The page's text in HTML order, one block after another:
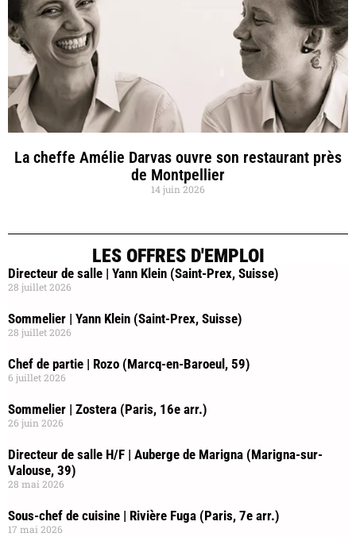
La cheffe Amélie Darvas ouvre son restaurant près
de Montpellier
14 juin 2026
LES OFFRES D'EMPLOI
Directeur de salle | Yann Klein (Saint-Prex, Suisse)
28 juillet 2026
Sommelier | Yann Klein (Saint-Prex, Suisse)
28 juillet 2026
Chef de partie | Rozo (Marcq-en-Baroeul, 59)
6 juillet 2026
Sommelier | Zostera (Paris, 16e arr.)
26 juin 2026
Directeur de salle H/F | Auberge de Marigna (Marigna-sur-
Valouse, 39)
28 mai 2026
Sous-chef de cuisine | Rivière Fuga (Paris, 7e arr.)
17 mai 2026